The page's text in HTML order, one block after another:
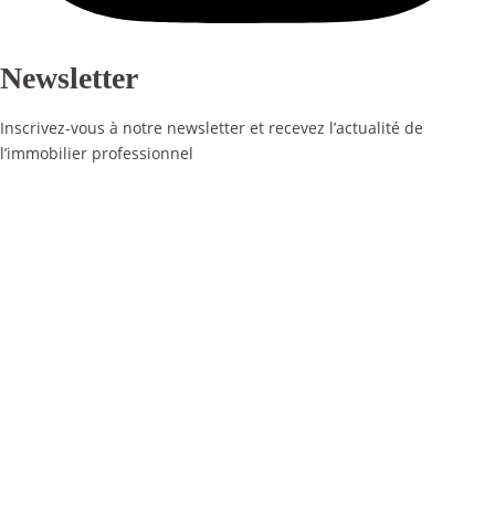
Newsletter
Inscrivez-vous à notre newsletter et recevez l’actualité de
l’immobilier professionnel